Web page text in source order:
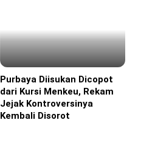
Headline
Purbaya Diisukan Dicopot
dari Kursi Menkeu, Rekam
Jejak Kontroversinya
Kembali Disorot